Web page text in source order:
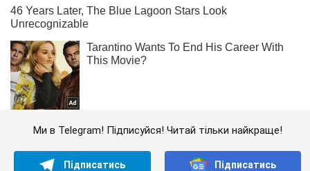
Ми в Telegram! Підписуйся! Читай тільки найкраще!
Підписатись Підписатись